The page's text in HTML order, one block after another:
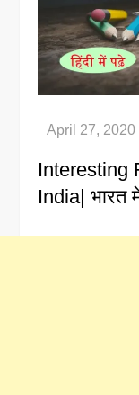
Interesting
India| भारत